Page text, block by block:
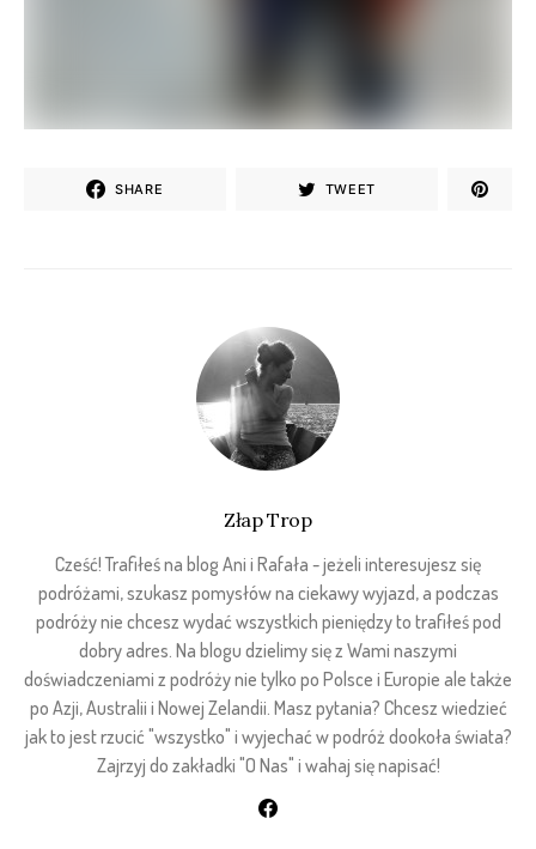
SHARE TWEET
Złap Trop
Cześć! Trafiłeś na blog Ani i Rafała - jeżeli interesujesz się
podróżami, szukasz pomysłów na ciekawy wyjazd, a podczas
podróży nie chcesz wydać wszystkich pieniędzy to trafiłeś pod
dobry adres. Na blogu dzielimy się z Wami naszymi
doświadczeniami z podróży nie tylko po Polsce i Europie ale także
po Azji, Australii i Nowej Zelandii. Masz pytania? Chcesz wiedzieć
jak to jest rzucić "wszystko" i wyjechać w podróż dookoła świata?
Zajrzyj do zakładki "O Nas" i wahaj się napisać!